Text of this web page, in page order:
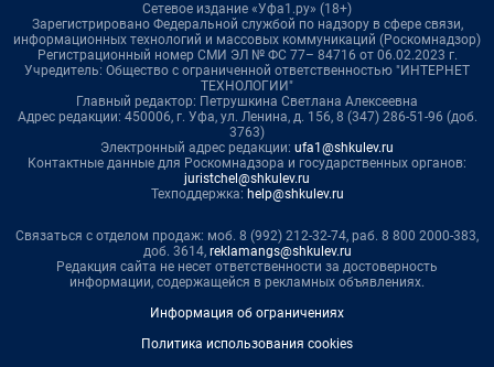
Сетевое издание «Уфа1.ру» (18+)
Зарегистрировано Федеральной службой по надзору в сфере связи,
информационных технологий и массовых коммуникаций (Роскомнадзор)
Регистрационный номер СМИ ЭЛ № ФС 77– 84716 от 06.02.2023 г.
Учредитель: Общество с ограниченной ответственностью "ИНТЕРНЕТ
ТЕХНОЛОГИИ"
Главный редактор: Петрушкина Светлана Алексеевна
Адрес редакции: 450006, г. Уфа, ул. Ленина, д. 156, 8 (347) 286-51-96 (доб.
3763)
Электронный адрес редакции: ufa1@shkulev.ru
Контактные данные для Роскомнадзора и государственных органов:
juristchel@shkulev.ru
Техподдержка: help@shkulev.ru
Связаться с отделом продаж: моб. 8 (992) 212-32-74, раб. 8 800 2000-383,
доб. 3614, reklamangs@shkulev.ru
Редакция сайта не несет ответственности за достоверность
информации, содержащейся в рекламных объявлениях.
Информация об ограничениях
Политика использования cookies